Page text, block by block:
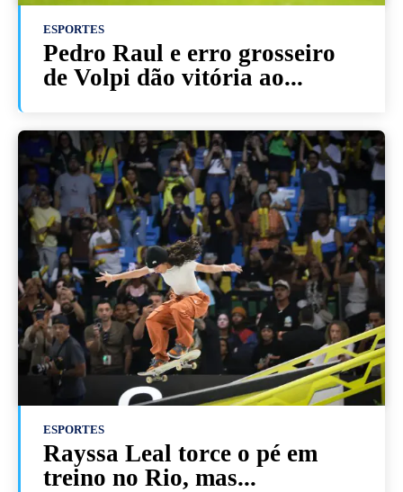
ESPORTES
Pedro Raul e erro grosseiro
de Volpi dão vitória ao...
ESPORTES
Rayssa Leal torce o pé em
treino no Rio, mas...